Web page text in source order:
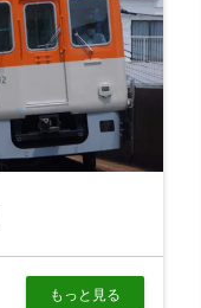
もっと見る